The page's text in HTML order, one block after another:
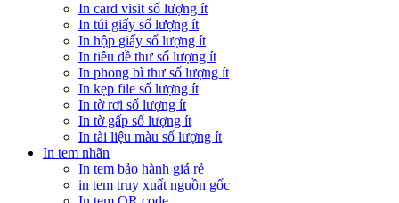
In card visit số lượng ít
In túi giấy số lượng ít
In hộp giấy số lượng ít
In tiêu đề thư số lượng ít
In phong bì thư số lượng ít
In kẹp file số lượng ít
In tờ rơi số lượng ít
In tờ gấp số lượng ít
In tài liệu màu số lượng ít
In tem nhãn
In tem bảo hành giá rẻ
in tem truy xuất nguồn gốc